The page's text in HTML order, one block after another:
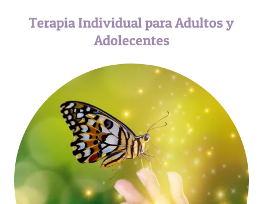
Terapia Individual para Adultos y
Adolecentes